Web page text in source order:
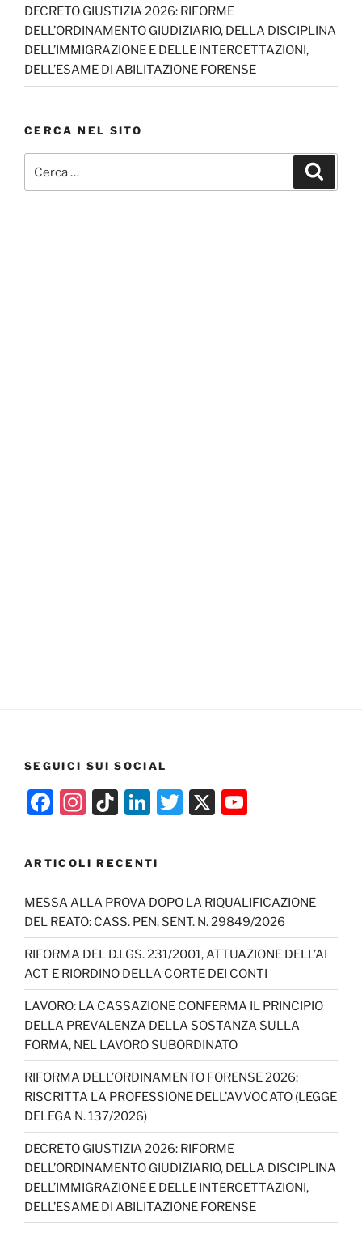
DECRETO GIUSTIZIA 2026: RIFORME
DELL’ORDINAMENTO GIUDIZIARIO, DELLA DISCIPLINA
DELL’IMMIGRAZIONE E DELLE INTERCETTAZIONI,
DELL’ESAME DI ABILITAZIONE FORENSE
CERCA NEL SITO
SEGUICI SUI SOCIAL
F
c
e
b
o
o
k
In
a
gr
a
m
Ti
T
o
k
Li
k
e
dI
n
T
er
X
T
u
b
e
C
h
a
n
n
el
ARTICOLI RECENTI
MESSA ALLA PROVA DOPO LA RIQUALIFICAZIONE
DEL REATO: CASS. PEN. SENT. N. 29849/2026
RIFORMA DEL D.LGS. 231/2001, ATTUAZIONE DELL’AI
ACT E RIORDINO DELLA CORTE DEI CONTI
LAVORO: LA CASSAZIONE CONFERMA IL PRINCIPIO
DELLA PREVALENZA DELLA SOSTANZA SULLA
FORMA, NEL LAVORO SUBORDINATO
RIFORMA DELL’ORDINAMENTO FORENSE 2026:
RISCRITTA LA PROFESSIONE DELL’AVVOCATO (LEGGE
DELEGA N. 137/2026)
DECRETO GIUSTIZIA 2026: RIFORME
DELL’ORDINAMENTO GIUDIZIARIO, DELLA DISCIPLINA
DELL’IMMIGRAZIONE E DELLE INTERCETTAZIONI,
DELL’ESAME DI ABILITAZIONE FORENSE